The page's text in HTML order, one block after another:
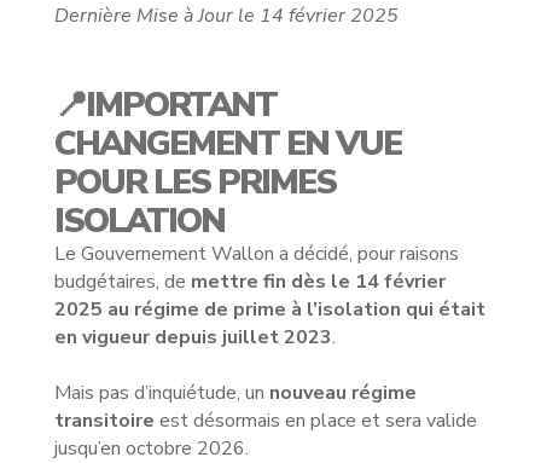
Dernière Mise à Jour le 14 février 2025
📍IMPORTANT
CHANGEMENT EN VUE
POUR LES PRIMES
ISOLATION
Le Gouvernement Wallon a décidé, pour raisons
budgétaires, de mettre fin dès le 14 février
2025 au régime de prime à l’isolation qui était
en vigueur depuis juillet 2023.
Mais pas d’inquiétude, un nouveau régime
transitoire est désormais en place et sera valide
jusqu’en octobre 2026.